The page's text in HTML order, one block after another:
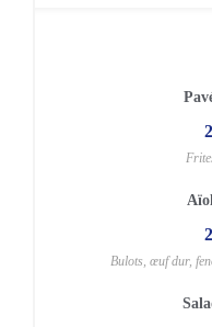
Bulots, œuf dur,